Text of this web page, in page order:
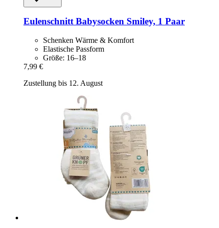
EulenschnittBabysocken Smiley, 1 Paar
Schenken Wärme & Komfort
Elastische Passform
Größe: 16–18
7,99 €
Zustellung bis 12. August